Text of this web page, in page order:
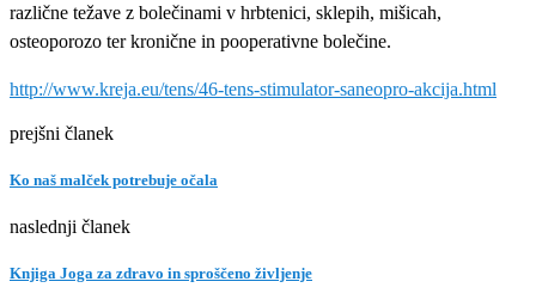
različne težave z bolečinami v hrbtenici, sklepih, mišicah,
osteoporozo ter kronične in pooperativne bolečine.
http://www.kreja.eu/tens/46-tens-stimulator-saneopro-akcija.html
prejšni članek
Ko naš malček potrebuje očala
naslednji članek
Knjiga Joga za zdravo in sproščeno življenje